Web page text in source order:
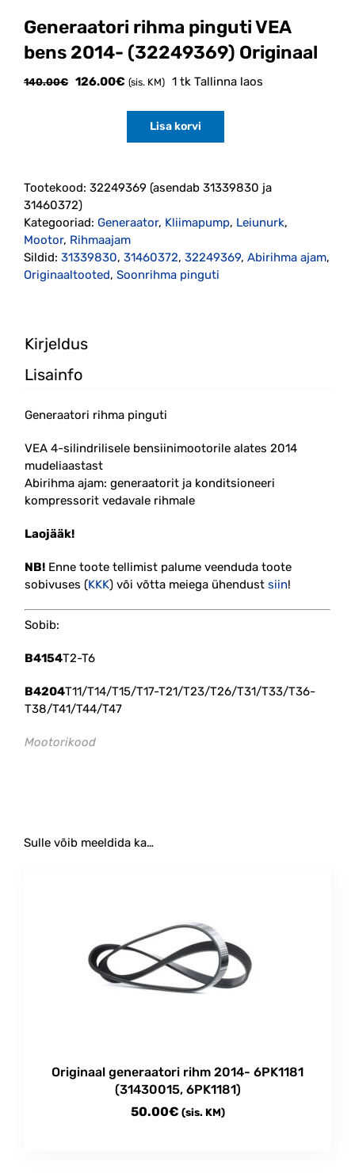
Generaatori rihma pinguti VEA
bens 2014- (32249369) Originaal
140.00€ Algne
126.00€ Current
is:
126.00€.
(sis. KM) 1 tk Tallinna laos
VEA
bens
2014-
(32249369)
Originaal
kogus
Lisa korvi
Tootekood: 32249369 (asendab 31339830 ja
31460372)
Kategooriad: Generaator, Kliimapump, Leiunurk,
Mootor, Rihmaajam
Sildid: 31339830, 31460372, 32249369, Abirihma ajam,
Originaaltooted, Soonrihma pinguti
Kirjeldus
Lisainfo
Generaatori rihma pinguti
VEA 4-silindrilisele bensiinimootorile alates 2014
mudeliaastast
Abirihma ajam: generaatorit ja konditsioneeri
kompressorit vedavale rihmale
Laojääk!
NB! Enne toote tellimist palume veenduda toote
sobivuses (KKK) või võtta meiega ühendust siin!
Sobib:
B4154T2-T6
B4204T11/T14/T15/T17-T21/T23/T26/T31/T33/T36-
T38/T41/T44/T47
Mootorikood
Sulle võib meeldida ka…
Originaal generaatori rihm 2014- 6PK1181
(31430015, 6PK1181)
50.00€ (sis. KM)